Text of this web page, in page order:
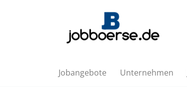
Jobangebote Unternehmen